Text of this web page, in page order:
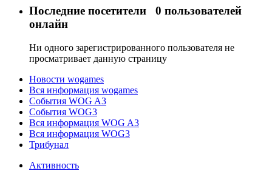
Последние посетители 0 пользователей
онлайн
Ни одного зарегистрированного пользователя не
просматривает данную страницу
Новости wogames
Вся информация wogames
События WOG A3
События WOG3
Вся информация WOG A3
Вся информация WOG3
Трибунал
Активность